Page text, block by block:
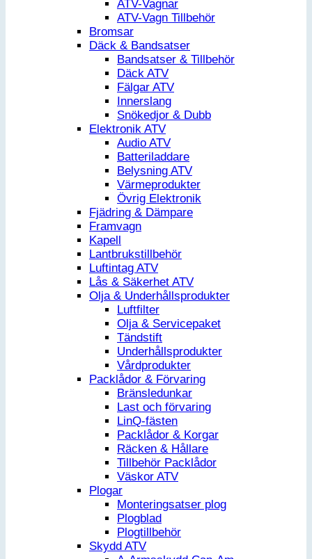
ATV-Vagnar
ATV-Vagn Tillbehör
Bromsar
Däck & Bandsatser
Bandsatser & Tillbehör
Däck ATV
Fälgar ATV
Innerslang
Snökedjor & Dubb
Elektronik ATV
Audio ATV
Batteriladdare
Belysning ATV
Värmeprodukter
Övrig Elektronik
Fjädring & Dämpare
Framvagn
Kapell
Lantbrukstillbehör
Luftintag ATV
Lås & Säkerhet ATV
Olja & Underhållsprodukter
Luftfilter
Olja & Servicepaket
Tändstift
Underhållsprodukter
Vårdprodukter
Packlådor & Förvaring
Bränsledunkar
Last och förvaring
LinQ-fästen
Packlådor & Korgar
Räcken & Hållare
Tillbehör Packlådor
Väskor ATV
Plogar
Monteringsatser plog
Plogblad
Plogtillbehör
Skydd ATV